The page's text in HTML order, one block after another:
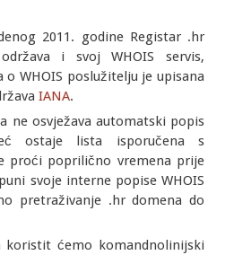
2011. godine Registar .hr
i svoj WHOIS servis,
o WHOIS poslužitelju je upisana
IANA.
ne osvježava automatski popis
ostaje lista isporučena s
proći poprilično vremena prije
svoje interne popise WHOIS
pretraživanje .hr domena do
koristit ćemo komandnolinijski